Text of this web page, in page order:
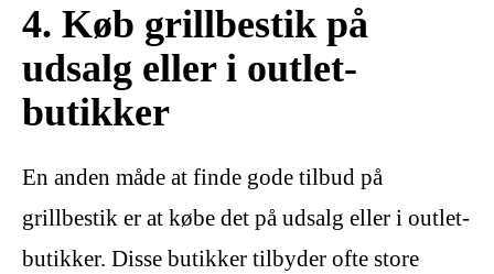
4. Køb grillbestik på
udsalg eller i outlet-
butikker
En anden måde at finde gode tilbud på
grillbestik er at købe det på udsalg eller i outlet-
butikker. Disse butikker tilbyder ofte store